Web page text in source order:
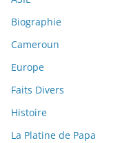
Biographie
Cameroun
Europe
Faits Divers
Histoire
La Platine de Papa